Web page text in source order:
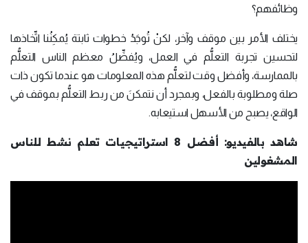
وظائفهم؟
يختلف الأمر بين موقف وآخر، لكنْ تُوجَدُ خطوات ثابتة يُمكِنُنا اتِّخاذها
لتحسين تجربة التعلُّم في العمل، ويُفضِّلُ معظم الناس التعلُّم
بالممارسة، وأفضل وقت لتعلُّم هذه المعلومات هو عندما تكون ذات
صلة ومطلوبة بالفعل، وبمجرد أن نتمكنَ من ربط التعلُّم بموقف في
الواقع، يصبح من الأسهل استيعابه.
شاهد بالفيديو: أفضل 8 استراتيجيات تعلم نشط للناس
المشغولين